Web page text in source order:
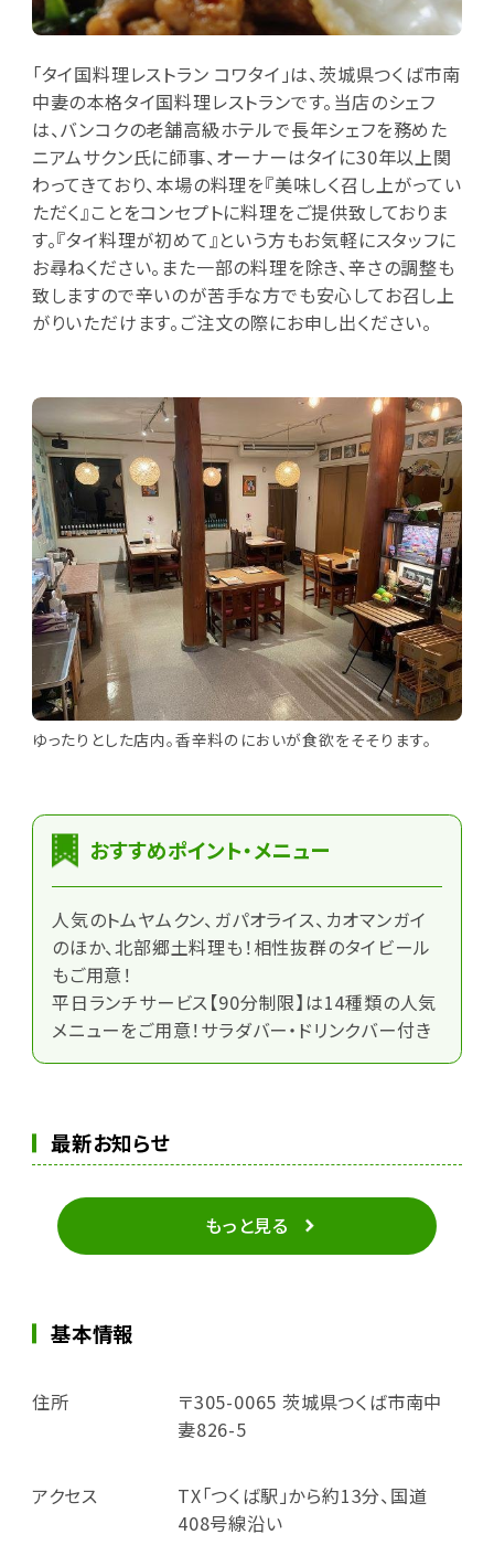
「タイ国料理レストラン コワタイ」は、茨城県つくば市南
中妻の本格タイ国料理レストランです。当店のシェフ
は、バンコクの老舗高級ホテルで長年シェフを務めた
ニアムサクン氏に師事、オーナーはタイに30年以上関
わってきており、本場の料理を『美味しく召し上がってい
ただく』ことをコンセプトに料理をご提供致しておりま
す。『タイ料理が初めて』という方もお気軽にスタッフに
お尋ねください。また一部の料理を除き、辛さの調整も
致しますので辛いのが苦手な方でも安心してお召し上
がりいただけます。ご注文の際にお申し出ください。
ゆったりとした店内。香辛料のにおいが食欲をそそります。
おすすめポイント・メニュー
人気のトムヤムクン、ガパオライス、カオマンガイ
のほか、北部郷土料理も！相性抜群のタイビール
もご用意！
平日ランチサービス【90分制限】は14種類の人気
メニューをご用意！サラダバー・ドリンクバー付き
最新お知らせ
もっと見る
基本情報
住所
〒305-0065 茨城県つくば市南中
妻826-5
アクセス
TX「つくば駅」から約13分、国道
408号線沿い